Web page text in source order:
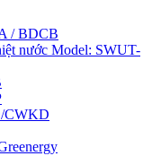
/ BDCB
nước Model: SWUT-
CWKD